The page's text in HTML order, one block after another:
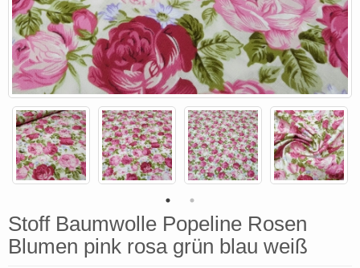
Stoff Baumwolle Popeline Rosen
Blumen pink rosa grün blau weiß